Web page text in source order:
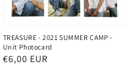
TREASURE - 2021 SUMMER CAMP -
Unit Photocard
Normaler
€6,00 EUR